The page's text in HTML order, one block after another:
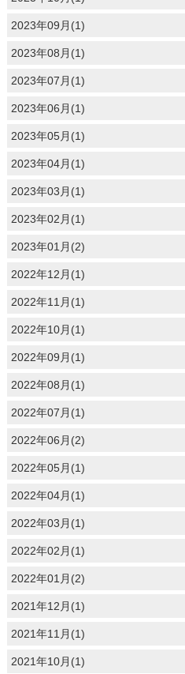
2023年09月(1)
2023年08月(1)
2023年07月(1)
2023年06月(1)
2023年05月(1)
2023年04月(1)
2023年03月(1)
2023年02月(1)
2023年01月(2)
2022年12月(1)
2022年11月(1)
2022年10月(1)
2022年09月(1)
2022年08月(1)
2022年07月(1)
2022年06月(2)
2022年05月(1)
2022年04月(1)
2022年03月(1)
2022年02月(1)
2022年01月(2)
2021年12月(1)
2021年11月(1)
2021年10月(1)